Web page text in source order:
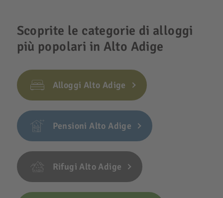
Scoprite le categorie di alloggi
più popolari in Alto Adige
Alloggi Alto Adige
Pensioni Alto Adige
Rifugi Alto Adige